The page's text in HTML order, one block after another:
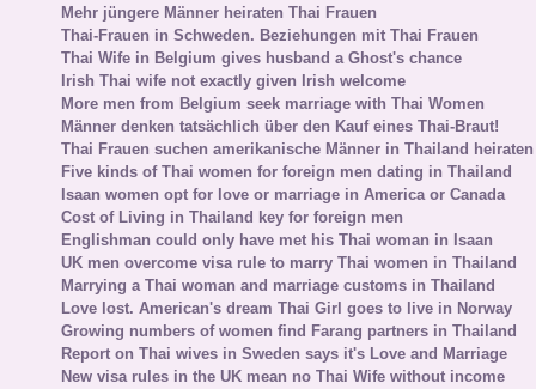
Mehr jüngere Männer heiraten Thai Frauen
Thai-Frauen in Schweden. Beziehungen mit Thai Frauen
Thai Wife in Belgium gives husband a Ghost's chance
Irish Thai wife not exactly given Irish welcome
More men from Belgium seek marriage with Thai Women
Männer denken tatsächlich über den Kauf eines Thai-Braut!
Thai Frauen suchen amerikanische Männer in Thailand heiraten
Five kinds of Thai women for foreign men dating in Thailand
Isaan women opt for love or marriage in America or Canada
Cost of Living in Thailand key for foreign men
Englishman could only have met his Thai woman in Isaan
UK men overcome visa rule to marry Thai women in Thailand
Marrying a Thai woman and marriage customs in Thailand
Love lost. American's dream Thai Girl goes to live in Norway
Growing numbers of women find Farang partners in Thailand
Report on Thai wives in Sweden says it's Love and Marriage
New visa rules in the UK mean no Thai Wife without income